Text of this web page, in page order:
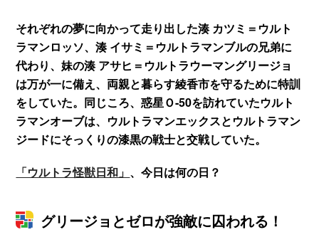
それぞれの夢に向かって走り出した湊 カツミ＝ウルト
ラマンロッソ、湊 イサミ＝ウルトラマンブルの兄弟に
代わり、妹の湊 アサヒ＝ウルトラウーマングリージョ
は万が一に備え、両親と暮らす綾香市を守るために特訓
をしていた。同じころ、惑星Ｏ-50を訪れていたウルト
ラマンオーブは、ウルトラマンエックスとウルトラマン
ジードにそっくりの漆黒の戦士と交戦していた。
「ウルトラ怪獣日和」 、今日は何の日？
グリージョとゼロが強敵に囚われる！